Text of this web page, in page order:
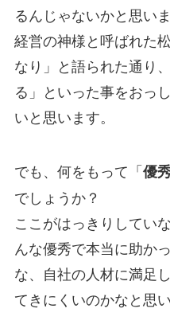
るんじゃないかと思い
経営の神様と呼ばれた
なり」と語られた通り
る」といった事をおっ
いと思います。
でも、何をもって「優
でしょうか？
ここがはっきりしてい
んな優秀で本当に助か
な、自社の人材に満足
てきにくいのかなと思い